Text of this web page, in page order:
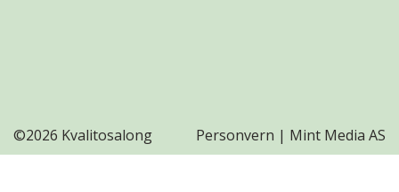
©2026 Kvalitosalong Personvern | Mint Media AS